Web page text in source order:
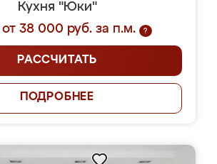
Кухня "Юки"
38 000 руб. за п.м.
?
РАССЧИТАТЬ
ПОДРОБНЕЕ